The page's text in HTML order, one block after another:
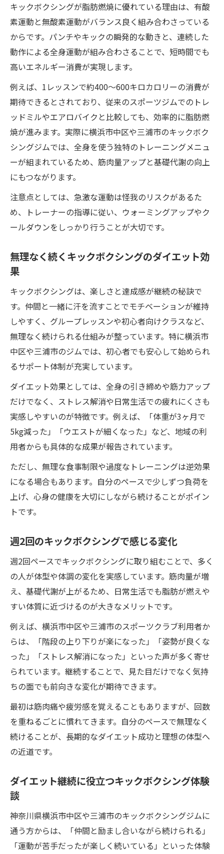
キックボクシングが脂肪燃焼に優れている理由は、有酸
素運動と無酸素運動がバランス良く組み合わさっている
からです。パンチやキックの瞬発的な動きと、連続した
動作による全身運動が組み合わさることで、短時間でも
高いエネルギー消費が実現します。
例えば、1レッスンで約400～600キロカロリーの消費が
期待できるとされており、従来のスポーツジムでのトレ
ッドミルやエアロバイクと比較しても、効率的に脂肪燃
焼が進みます。実際に横浜市中区や三浦市のキックボク
シングジムでは、全身を使う独特のトレーニングメニュ
ーが組まれているため、筋肉量アップと基礎代謝の向上
にもつながります。
注意点としては、急激な運動は怪我のリスクがあるた
め、トレーナーの指導に従い、ウォーミングアップやク
ールダウンをしっかり行うことが大切です。
無理なく続くキックボクシングのダイエット効
果
キックボクシングは、楽しさと達成感が継続の秘訣で
す。仲間と一緒に汗を流すことでモチベーションが維持
しやすく、グループレッスンや初心者向けクラスなど、
無理なく続けられる仕組みが整っています。特に横浜市
中区や三浦市のジムでは、初心者でも安心して始められ
るサポート体制が充実しています。
ダイエット効果としては、全身の引き締めや筋力アップ
だけでなく、ストレス解消や日常生活での疲れにくさも
実感しやすいのが特徴です。例えば、「体重が3ヶ月で
5kg減った」「ウエストが細くなった」など、地域の利
用者からも具体的な成果が報告されています。
ただし、無理な食事制限や過度なトレーニングは逆効果
になる場合もあります。自分のペースで少しずつ負荷を
上げ、心身の健康を大切にしながら続けることがポイン
トです。
週2回のキックボクシングで感じる変化
週2回ペースでキックボクシングに取り組むことで、多く
の人が体型や体調の変化を実感しています。筋肉量が増
え、基礎代謝が上がるため、日常生活でも脂肪が燃えや
すい体質に近づけるのが大きなメリットです。
例えば、横浜市中区や三浦市のスポーツクラブ利用者か
らは、「階段の上り下りが楽になった」「姿勢が良くな
った」「ストレス解消になった」といった声が多く寄せ
られています。継続することで、見た目だけでなく気持
ちの面でも前向きな変化が期待できます。
最初は筋肉痛や疲労感を覚えることもありますが、回数
を重ねるごとに慣れてきます。自分のペースで無理なく
続けることが、長期的なダイエット成功と理想の体型へ
の近道です。
ダイエット継続に役立つキックボクシング体験
談
神奈川県横浜市中区や三浦市のキックボクシングジムに
通う方からは、「仲間と励まし合いながら続けられる」
「運動が苦手だったが楽しく続いている」といった体験